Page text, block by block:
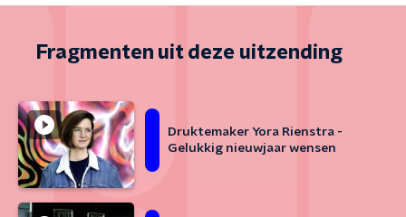
Fragmenten uit deze uitzending
Druktemaker Yora Rienstra -
Gelukkig nieuwjaar wensen